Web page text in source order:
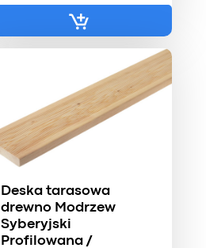
Deska tarasowa
drewno Modrzew
Syberyjski
Profilowana /